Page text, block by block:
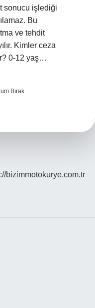
sonucu işlediği
Bu
ve tehdit
Kimler ceza
0-12 yaş…
Bırak
bizimmotokurye.com.tr